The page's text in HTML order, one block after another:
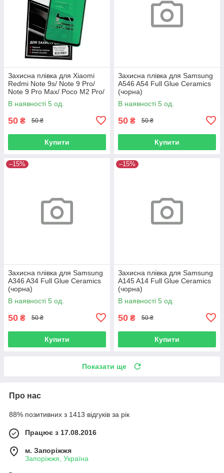
Захисна плівка для Xiaomi
Redmi Note 9s/ Note 9 Pro/
Note 9 Pro Max/ Poco M2 Pro/
Poco X3/ Mi 10i/ K50i Full Glue
Ceramics (чорн
В наявності 5 од.
50 ₴ 50 ₴
Купити
Захисна плівка для Samsung
A546 A54 Full Glue Ceramics
(чорна)
В наявності 5 од.
50 ₴ 50 ₴
Купити
–15%
Захисна плівка для Samsung
A346 A34 Full Glue Ceramics
(чорна)
В наявності 5 од.
50 ₴ 50 ₴
Купити
–15%
Захисна плівка для Samsung
A145 A14 Full Glue Ceramics
(чорна)
В наявності 5 од.
50 ₴ 50 ₴
Купити
Показати ще
Про нас
88% позитивних з 1413 відгуків за рік
Працює з 17.08.2016
м. Запоріжжя
Запоріжжя, Україна